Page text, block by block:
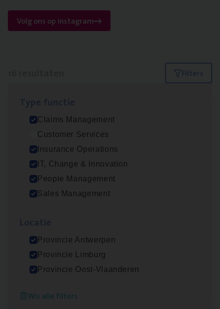
Volg ons op instagram
Filters
Claims Management
Customer Services
Insurance Operations
IT, Change & Innovation
People Management
Sales Management
Provincie Antwerpen
Provincie Limburg
Provincie Oost-Vlaanderen
Wis alle filters
(Agi­le)ITPro­ject Manager
IT, Change & Innovation
Antwerpen
Advisor/​Configuratie ana­lyst Part­ner in
Beveren
People Management, Sales Management